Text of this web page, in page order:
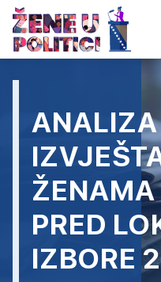
ŽENAMA
PRED
IZBORE